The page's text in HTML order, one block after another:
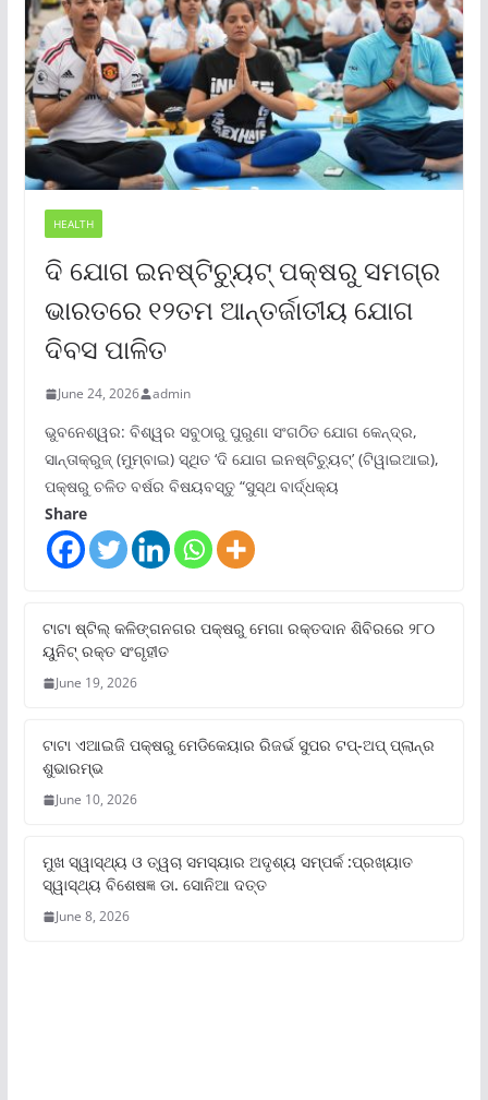
HEALTH
ଦି ଯୋଗ ଇନଷ୍ଟିଚ୍ୟୁଟ୍ ପକ୍ଷରୁ ସମଗ୍ର
ଭାରତରେ ୧୨ତମ ଆନ୍ତର୍ଜାତୀୟ ଯୋଗ
ଦିବସ ପାଳିତ
June 24, 2026 admin
ଭୁବନେଶ୍ୱର: ବିଶ୍ୱର ସବୁଠାରୁ ପୁରୁଣା ସଂଗଠିତ ଯୋଗ କେନ୍ଦ୍ର,
ସାନ୍ତାକ୍ରୁଜ୍ (ମୁମ୍ବାଇ) ସ୍ଥିତ ‘ଦି ଯୋଗ ଇନଷ୍ଟିଚ୍ୟୁଟ୍‌’ (ଟିୱାଇଆଇ),
ପକ୍ଷରୁ ଚଳିତ ବର୍ଷର ବିଷୟବସ୍ତୁ “ସୁସ୍ଥ ବାର୍ଦ୍ଧକ୍ୟ
Share
ଟାଟା ଷ୍ଟିଲ୍‌ କଳିଙ୍ଗନଗର ପକ୍ଷରୁ ମେଗା ରକ୍ତଦାନ ଶିବିରରେ ୨୮୦
ୟୁନିଟ୍‌ ରକ୍ତ ସଂଗୃହୀତ
June 19, 2026
ଟାଟା ଏଆଇଜି ପକ୍ଷରୁ ମେଡିକେୟାର ରିଜର୍ଭ ସୁପର ଟପ୍‌-ଅପ୍ ପ୍ଲାନ୍‌ର
ଶୁଭାରମ୍ଭ
June 10, 2026
ମୁଖ ସ୍ୱାସ୍ଥ୍ୟ ଓ ତ୍ୱଚା ସମସ୍ୟାର ଅଦୃଶ୍ୟ ସମ୍ପର୍କ :ପ୍ରଖ୍ୟାତ
ସ୍ୱାସ୍ଥ୍ୟ ବିଶେଷଜ୍ଞ ଡା. ସୋନିଆ ଦତ୍ତ
June 8, 2026